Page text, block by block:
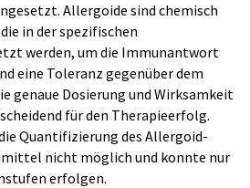
Allergoide sind chemisch
in der spezifischen
werden, um die Immunantwort
eine Toleranz gegenüber dem
genaue Dosierung und Wirksamkeit
für den Therapieerfolg.
Quantifizierung des Allergoid-
nicht möglich und konnte nur
erfolgen.